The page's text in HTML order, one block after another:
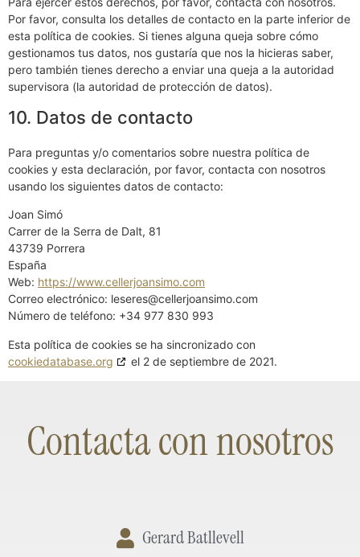
Por favor, consulta los detalles de contacto en la parte inferior de
esta política de cookies. Si tienes alguna queja sobre cómo
gestionamos tus datos, nos gustaría que nos la hicieras saber,
pero también tienes derecho a enviar una queja a la autoridad
supervisora (la autoridad de protección de datos).
10. Datos de contacto
Para preguntas y/o comentarios sobre nuestra política de
cookies y esta declaración, por favor, contacta con nosotros
usando los siguientes datos de contacto:
Joan Simó
Carrer de la Serra de Dalt, 81
43739 Porrera
España
Web: https://www.cellerjoansimo.com
Correo electrónico: leseres@cellerjoansimo.com
Número de teléfono: +34 977 830 993
Esta política de cookies se ha sincronizado con
cookiedatabase.org
el 2 de septiembre de 2021.
Contacta con nosotros
Gerard Batllevell